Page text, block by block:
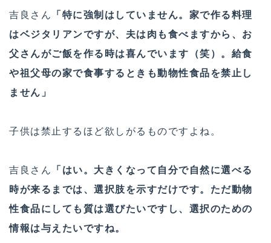
吉良さん 「特に強制はしていません。家で作る料理
はベジタリアンですが、夫は肉も食べますから、お
父さんがご飯を作る時は喜んでいます（笑）。給食
や祖父母の家で食事するときも動物性食品を禁止し
ません」
子供は禁止するほど欲しがるものですよね。
吉良さん 「はい。大きくなって自分で自然に選べる
時が来るまでは、選択肢を示すだけです。ただ動物
性食品にしても質は選びたいですし、選択のための
情報は与えたいですね。